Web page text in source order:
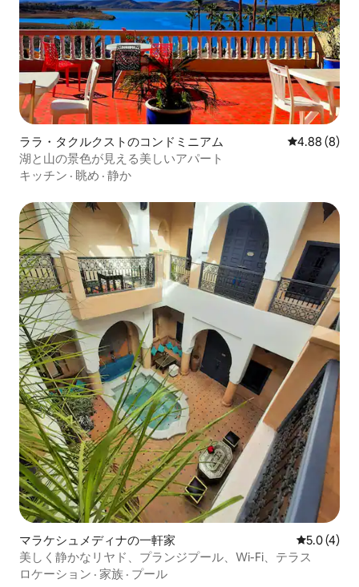
ララ・タクルクストのコンドミニアム レビュー8件
4.88 (8)
湖と山の景色が見える美しいアパート
キッチン · 眺め · 静か
マラケシュメディナの一軒家 レビュー4
5.0 (4)
美しく静かなリヤド、プランジプール、Wi-Fi、テラス
ロケーション · 家族 · プール